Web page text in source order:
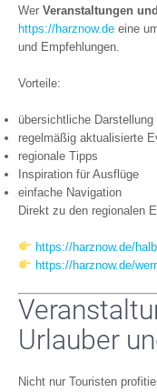
Wer Veranstaltungen
https://harznow.de eine
und Empfehlungen.
Vorteile:
übersichtliche Darstellung
regelmäßig aktualisierte
regionale Tipps
Inspiration für Ausflüge
einfache Navigation
Direkt zu den regionalen
https://harznow.de/
https://harznow.de/
Urlauber
Nicht nur Touristen